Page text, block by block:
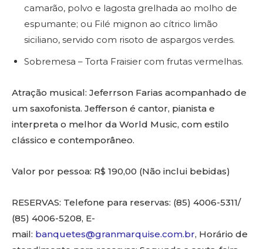
camarão, polvo e lagosta grelhada ao molho de
espumante; ou Filé mignon ao cítrico limão
siciliano, servido com risoto de aspargos verdes.
Sobremesa – Torta Fraisier com frutas vermelhas.
Atração musical: Jeferrson Farias acompanhado de
um saxofonista. Jefferson é cantor, pianista e
interpreta o melhor da World Music, com estilo
clássico e contemporâneo.
Valor por pessoa: R$ 190,00 (Não inclui bebidas)
RESERVAS: Telefone para reservas: (85) 4006-5311/
(85) 4006-5208, E-
mail: banquetes@granmarquise.com.br, Horário de